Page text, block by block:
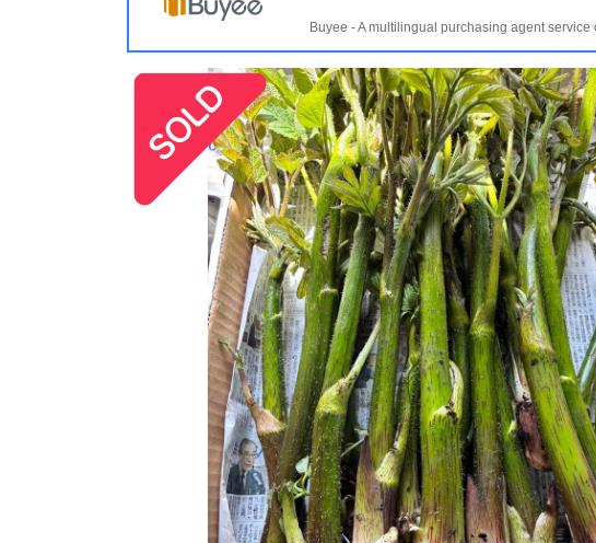
Buyee - A multilingual purchasing agent